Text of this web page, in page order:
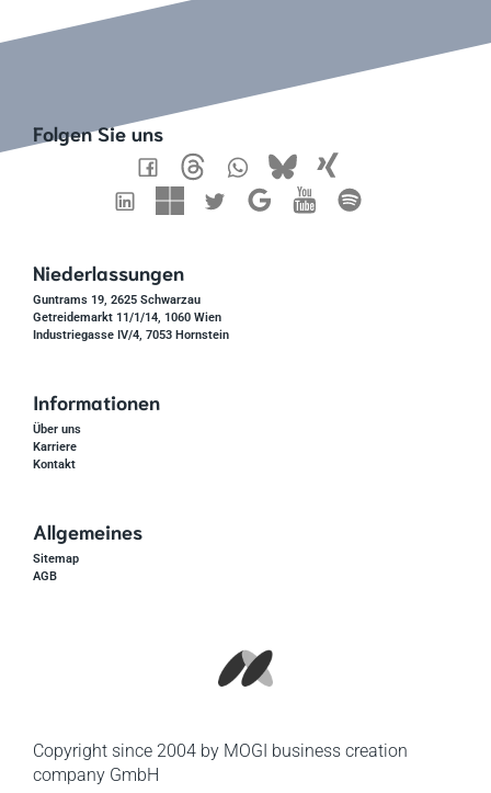
Folgen Sie uns
Niederlassungen
Guntrams 19, 2625 Schwarzau
Getreidemarkt 11/1/14, 1060 Wien
Industriegasse IV/4, 7053 Hornstein
Informationen
Über uns
Karriere
Kontakt
Allgemeines
Sitemap
AGB
Copyright since 2004 by MOGI business creation
company GmbH